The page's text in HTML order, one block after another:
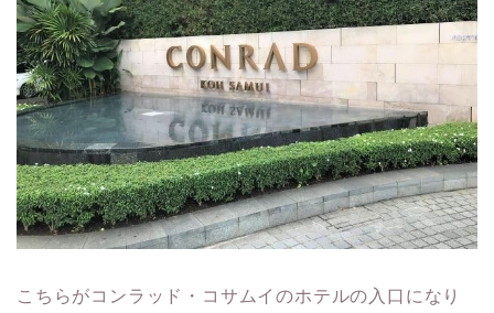
こちらがコンラッド・コサムイのホテルの入口になり